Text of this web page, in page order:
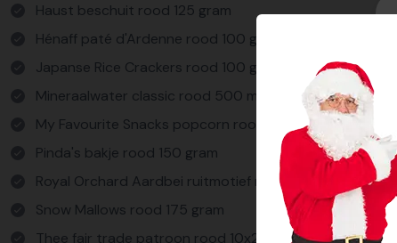
Haust beschuit rood 125 gram
Hénaff paté d'Ardenne rood 100 gram
Japanse Rice Crackers rood 100 gram
Mineraalwater classic rood 500 ml
My Favourite Snacks popcorn rood 100 gram
Pinda's bakje rood 150 gram
Royal Orchard Aardbei ruitmotief rood 225 gram
Snow Mallows rood 175 gram
Thee fair trade patroon rood 10x2 gram